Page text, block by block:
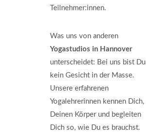
Teilnehmer:innen.
Was uns von anderen
Yogastudios in Hannover
unterscheidet: Bei uns bist Du
kein Gesicht in der Masse.
Unsere erfahrenen
Yogalehrerinnen kennen Dich,
Deinen Körper und begleiten
Dich so, wie Du es brauchst.